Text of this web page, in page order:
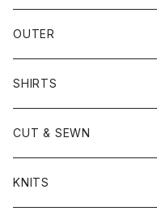
OUTER
SHIRTS
CUT & SEWN
KNITS